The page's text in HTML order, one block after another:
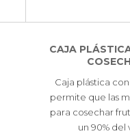
CAJA
Caja plástica
permite que las
para cosechar
un 90% del